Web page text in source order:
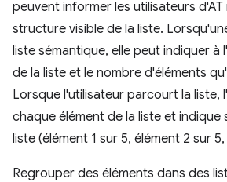
peuvent informer les utilisateurs
structure visible de la liste.
liste sémantique, elle peut indiquer à
de la liste et le nombre d'éléments
Lorsque l'utilisateur parcourt la liste,
chaque élément de la liste et indique
liste (élément 1 sur 5, élément 2 sur
Regrouper des éléments dans des